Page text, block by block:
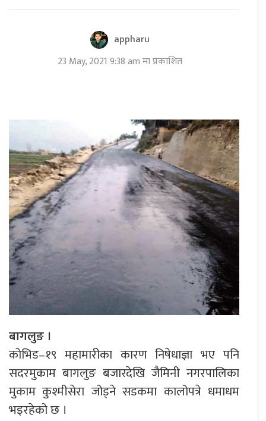
appharu
23 May, 2021 9:38 am मा प्रकाशित
बागलुङ ।
कोभिड–१९ महामारीका कारण निषेधाज्ञा भए पनि
सदरमुकाम बागलुङ बजारदेखि जैमिनी नगरपालिका
मुकाम कुश्मीसेरा जोड्ने सडकमा कालोपत्रे धमाधम
भइरहेको छ ।